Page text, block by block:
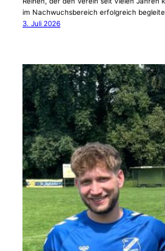
im Nachwuchsbereich erfolgreich
3. Juli 2026